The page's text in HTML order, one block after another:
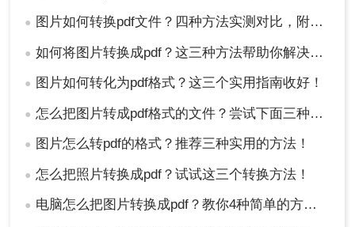
● 图片如何转换pdf文件？四种方法实测对比，附各场景最优选！
● 如何将图片转换成pdf？这三种方法帮助你解决问题！
● 图片如何转化为pdf格式？这三个实用指南收好！
● 怎么把图片转成pdf格式的文件？尝试下面三种方法！
● 图片怎么转pdf的格式？推荐三种实用的方法！
● 怎么把照片转换成pdf？试试这三个转换方法！
● 电脑怎么把图片转换成pdf？教你4种简单的方法！